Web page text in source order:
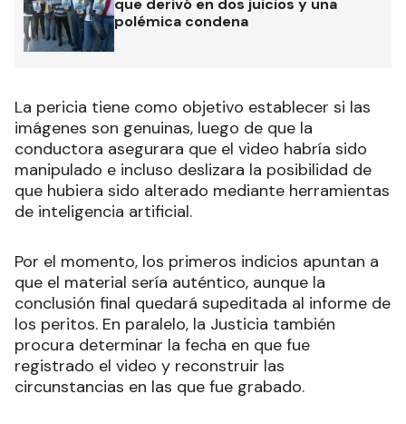
que derivó en dos juicios y una
polémica condena
La pericia tiene como objetivo establecer si las
imágenes son genuinas, luego de que la
conductora asegurara que el video habría sido
manipulado e incluso deslizara la posibilidad de
que hubiera sido alterado mediante herramientas
de inteligencia artificial.
Por el momento, los primeros indicios apuntan a
que el material sería auténtico, aunque la
conclusión final quedará supeditada al informe de
los peritos. En paralelo, la Justicia también
procura determinar la fecha en que fue
registrado el video y reconstruir las
circunstancias en las que fue grabado.